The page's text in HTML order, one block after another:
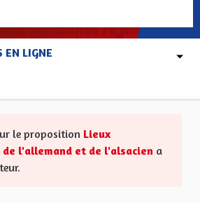
EN LIGNE
le proposition Lieux
l'allemand et de l'alsacien a